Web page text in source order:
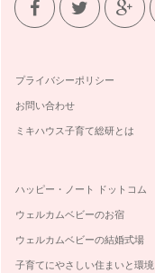
プライバシーポリシー
お問い合わせ
ミキハウス子育て総研とは
ハッピー・ノート ドットコム
ウェルカムベビーのお宿
ウェルカムベビーの結婚式場
子育てにやさしい住まいと環境